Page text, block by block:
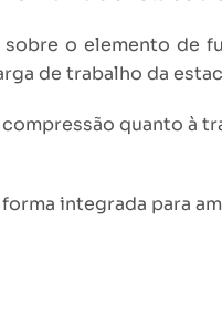
o elemento de
de trabalho da
quanto à
integrada para